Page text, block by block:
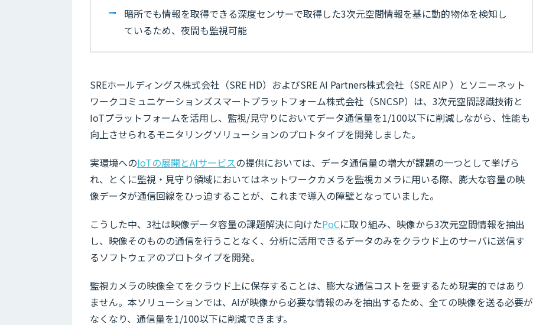
暗所でも情報を取得できる深度センサーで取得した3次元空間情報を基に動的物体を検知し
ているため、夜間も監視可能
SREホールディングス株式会社（SRE HD）およびSRE AI Partners株式会社（SRE AIP ）とソニーネット
ワークコミュニケーションズスマートプラットフォーム株式会社（SNCSP）は、3次元空間認識技術と
IoTプラットフォームを活用し、監視/見守りにおいてデータ通信量を1/100以下に削減しながら、性能も
向上させられるモニタリングソリューションのプロトタイプを開発しました。
実環境へのIoTの展開とAIサービスの提供においては、データ通信量の増大が課題の一つとして挙げら
れ、とくに監視・見守り領域においてはネットワークカメラを監視カメラに用いる際、膨大な容量の映
像データが通信回線をひっ迫することが、これまで導入の障壁となっていました。
こうした中、3社は映像データ容量の課題解決に向けたPoCに取り組み、映像から3次元空間情報を抽出
し、映像そのものの通信を行うことなく、分析に活用できるデータのみをクラウド上のサーバに送信す
るソフトウェアのプロトタイプを開発。
監視カメラの映像全てをクラウド上に保存することは、膨大な通信コストを要するため現実的ではあり
ません。本ソリューションでは、AIが映像から必要な情報のみを抽出するため、全ての映像を送る必要が
なくなり、通信量を1/100以下に削減できます。